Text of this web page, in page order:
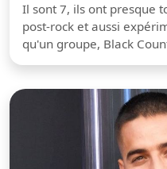
Il sont 7, ils ont presque
post-rock et aussi
qu'un groupe, Black